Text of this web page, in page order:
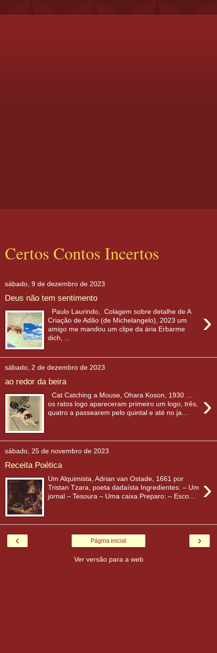
Certos Contos Incertos
sábado, 9 de dezembro de 2023
Deus não tem sentimento
›
Paulo Laurindo, Colagem sobre detalhe de A
Criação de Adão (de Michelangelo), 2023 um
amigo me mandou um clipe da ária Erbarme
dich, ...
sábado, 2 de dezembro de 2023
ao redor da beira
›
Cat Catching a Mouse, Ohara Koson, 1930 …
os ratos logo apareceram primeiro um logo, três,
quatro a passearem pelo quintal e até no ja...
sábado, 25 de novembro de 2023
Receita Poética
›
Um Alquimista, Adrian van Ostade, 1661 por
Tristan Tzara, poeta dadaísta Ingredientes: – Um
jornal – Tesoura – Uma caixa Preparo: – Esco...
‹ ›
Página inicial
Ver versão para a web